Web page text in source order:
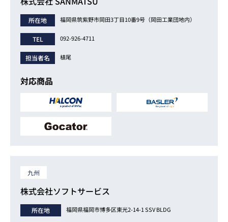
所在地 福岡県筑紫野市岡田3丁目10番9号（岡田工業団地内）
TEL 092-926-4711
担当者名 植尾
対応商品
九州
株式会社ソフトサービス
所在地 福岡県福岡市博多区東光2-14-1 SSV BLDG